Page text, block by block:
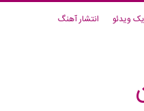
ویدئو انتشار آهنگ